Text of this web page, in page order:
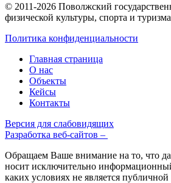
© 2011-2026 Поволжский
физической культуры, спорта и туризма
Политика конфиденциальности
Главная страница
О нас
Объекты
Кейсы
Контакты
Версия для слабовидящих
Разработка веб-сайтов –
Обращаем Ваше внимание на то, что
носит исключительно
каких условиях не является